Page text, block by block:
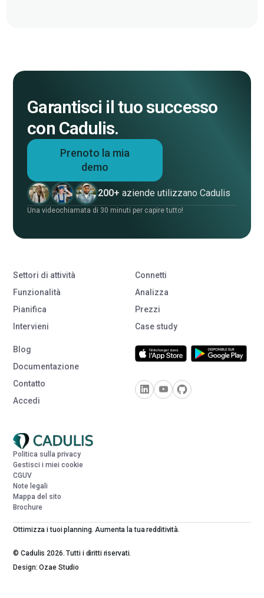
Garantisci il tuo successo
con Cadulis.
Prenoto la mia
demo
200+ aziende utilizzano Cadulis
Una videochiamata di 30 minuti per capire tutto!
Settori di attività
Funzionalità
Pianifica
Intervieni
Connetti
Analizza
Prezzi
Case study
Blog
Documentazione
Contatto
Accedi
Politica sulla privacy
Gestisci i miei cookie
CGUV
Note legali
Mappa del sito
Brochure
Ottimizza i tuoi planning. Aumenta la tua redditività.
© Cadulis 2026. Tutti i diritti riservati.
Design: Ozae Studio